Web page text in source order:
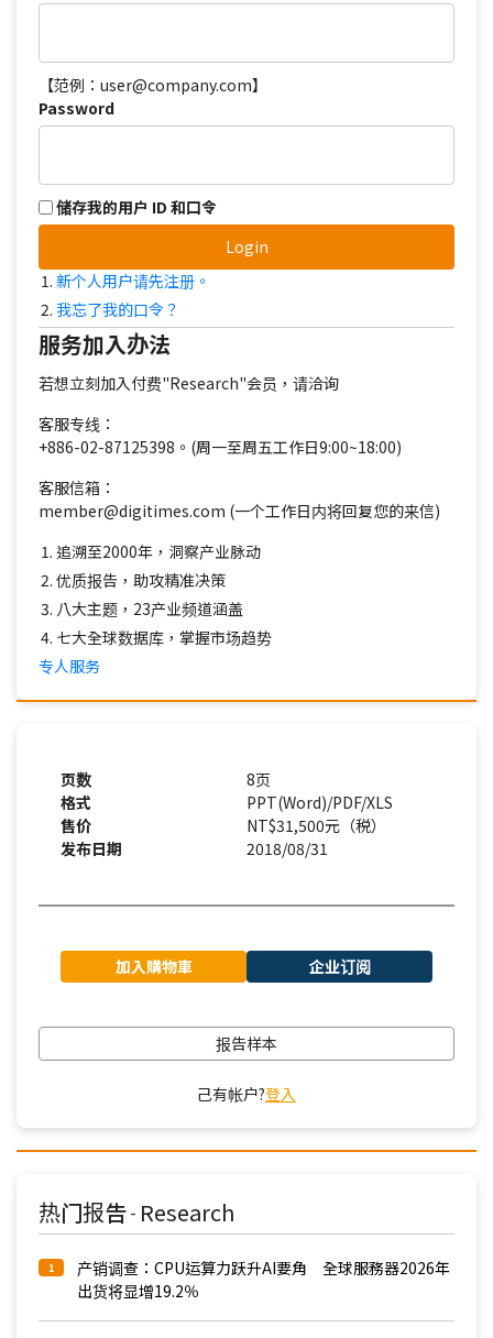
【范例：user@company.com】
Password
储存我的用户 ID 和口令
Login
新个人用户请先注册。
我忘了我的口令？
服务加入办法
若想立刻加入付费"Research"会员，请洽询
客服专线：
+886-02-87125398。(周一至周五工作日9:00~18:00)
客服信箱：
member@digitimes.com (一个工作日内将回复您的来信)
追溯至2000年，洞察产业脉动
优质报告，助攻精准决策
八大主题，23产业频道涵盖
七大全球数据库，掌握市场趋势
专人服务
页数
8页
格式
PPT(Word)/PDF/XLS
售价
NT$31,500元（税）
发布日期
2018/08/31
加入購物車 企业订阅
报告样本
己有帐户?登入
热门报告 - Research
1
产销调查：CPU运算力跃升AI要角 全球服務器2026年
出货将显增19.2％